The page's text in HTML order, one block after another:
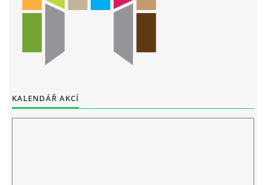
ELEKTRONICKÁ PODATELNA
PROHLÁŠENÍ O OCHRANĚ OSOBNÍCH ÚDAJŮ
KALENDÁŘ AKCÍ